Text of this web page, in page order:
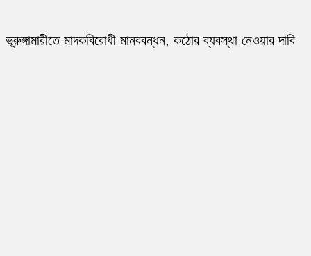
ভূরুঙ্গামারীতে মাদকবিরোধী মানববন্ধন, কঠোর ব্যবস্থা নেওয়ার দাবি